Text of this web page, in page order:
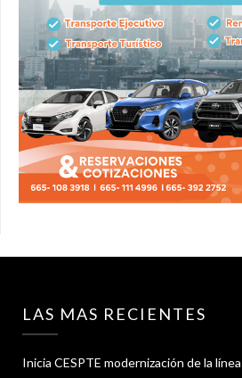
LAS MAS RECIENTES
Inicia CESPTE modernización de la